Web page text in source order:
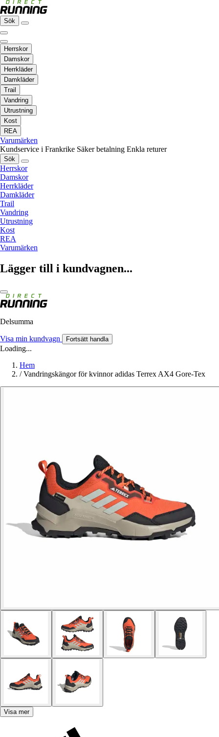
Sök
Herrskor
Damskor
Herrkläder
Damkläder
Trail
Vandring
Utrustning
Kost
REA
Varumärken
Kundservice i Frankrike Säker betalning Enkla returer
Sök
Herrskor
Damskor
Herrkläder
Damkläder
Trail
Vandring
Utrustning
Kost
REA
Varumärken
Lägger till i kundvagnen...
Delsumma
Visa min kundvagn Fortsätt handla
Loading...
Hem
/ Vandringskängor för kvinnor adidas Terrex AX4 Gore-Tex
Visa mer